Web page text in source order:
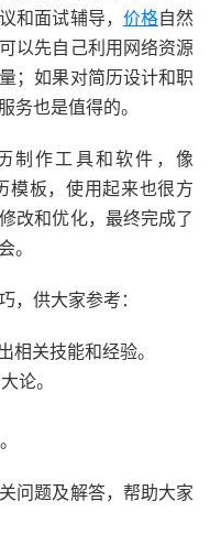
和面试辅导， 价格自然
以先自己利用网络资源
；如果对简历设计和职
务也是值得的。
制作工具和软件，像
模板，使用起来也很方
改和优化，最终完成了
。
，供大家参考：
相关技能和经验。
论。
问题及解答，帮助大家